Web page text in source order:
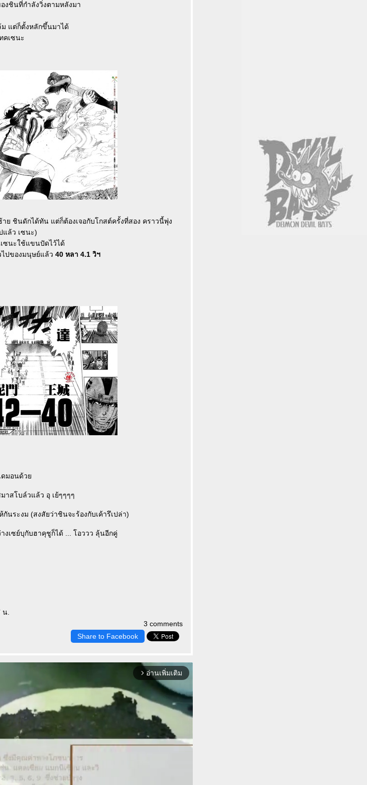
งชินที่กำลังวิ่งตามหลังมา
แต่ก็ตั้งหลักขึ้นมาได้
คเซนะ
ย ชินดักได้ทัน แต่ก็ต้องเจอกับโกสต์ครั้งที่สอง คราวนี้พุ่ง
แล้ว เซนะ)
ซนะใช้แขนปัดไว้ได้
ปของมนุษย์แล้ว 40 หลา 4.1 วิฯ
ดมอนด้ว
าสโบล์วแล้ว อุ เย้ๆๆๆๆ
นระงม (สงสัยว่าชินจะร้องกับเค้ารึเปล่า)
เซย์บุกับฮาคุชูก็ได้ ... โอววว ลุ้นอีกคู่
3 comments
น.
Share to Facebook
arrow_forward_ios อ่านเพิ่มเติม